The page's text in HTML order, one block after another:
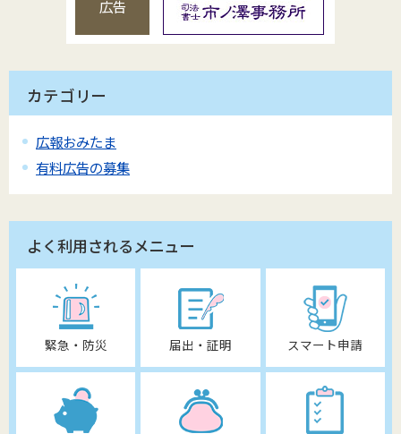
広告
カテゴリー
広報おみたま
有料広告の募集
よく利用されるメニュー
緊急・防災 届出・証明 スマート申請